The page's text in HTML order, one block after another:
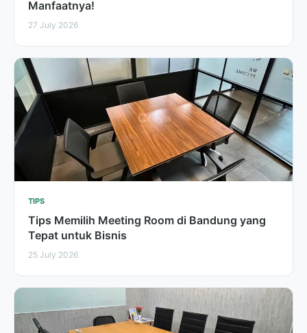
Manfaatnya!
27 July 2026
TIPS
Tips Memilih Meeting Room di Bandung yang
Tepat untuk Bisnis
25 July 2026